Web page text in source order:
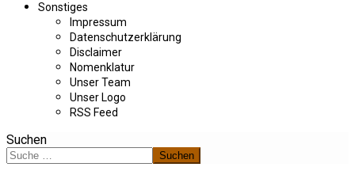
Sonstiges
Impressum
Datenschutzerklärung
Disclaimer
Nomenklatur
Unser Team
Unser Logo
RSS Feed
Suchen
Suchen